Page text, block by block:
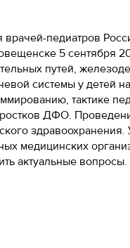
педиатров
5
путей,
системы у детей
тактике
ДФО.
медицинских
актуальные вопросы.